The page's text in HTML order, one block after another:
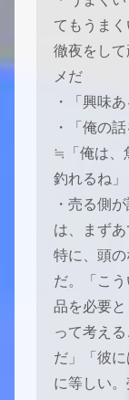
てもうま
徹夜をし
メだ
・「興味
・「俺の
≒「俺は、
釣れるね」
・売る側
は、まず
特に、頭
だ。「こ
品を必要
って考え
だ」「彼
に等しい